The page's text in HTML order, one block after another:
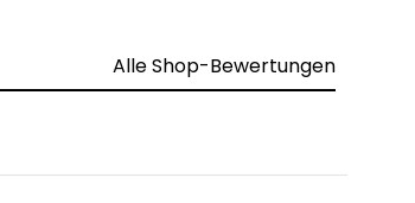
Alle Shop-Bewertungen